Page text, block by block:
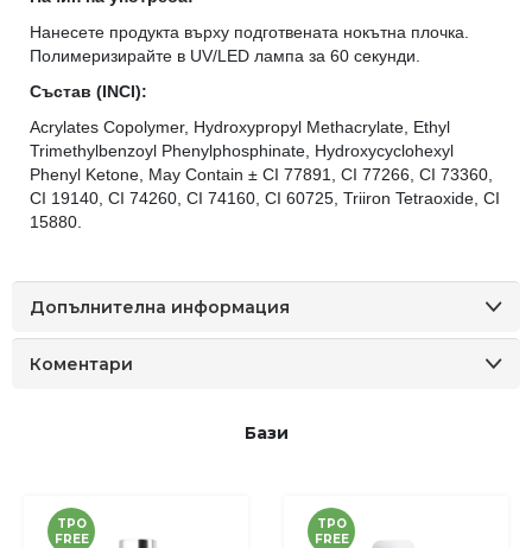
Нанесете продукта върху подготвената нокътна плочка.
Полимеризирайте в UV/LED лампа за 60 секунди.
Състав (INCI):
Acrylates Copolymer, Hydroxypropyl Methacrylate, Ethyl
Trimethylbenzoyl Phenylphosphinate, Hydroxycyclohexyl
Phenyl Ketone, May Contain ± CI 77891, CI 77266, CI 73360,
CI 19140, CI 74260, CI 74160, CI 60725, Triiron Tetraoxide, CI
15880.
Допълнителна информация
Коментари
Бази
TPO
FREE
TPO
FREE